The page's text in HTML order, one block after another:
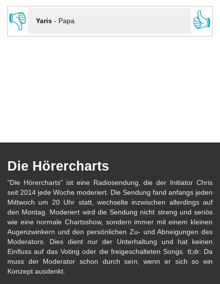
👎
Yaris- Papa 👍
Die Hörercharts
"Die Hörercharts" ist eine Radiosendung, die der Initiator Chris
seit 2014 jede Woche moderiert. Die Sendung fand anfangs jeden
Mittwoch um 20 Uhr statt, wechselte inzwischen allerdings auf
den Montag. Moderiert wird die Sendung nicht streng und seriös
wie eine normale Chartsshow, sondern immer mit einem kleinen
Augenzwinkern und den persönlichen Zu- und Abneigungen des
Moderators. Dies dient nur der Unterhaltung und hat keinen
Einfluss auf das Voting oder die freigeschalteten Songs. tl;dr: Da
muss der Moderator schon durch sein, wenn er sich so ein
Konzept ausdenkt.